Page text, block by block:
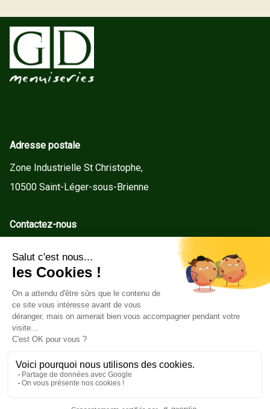
Adresse postale
Zone Industrielle St Christophe,
10500 Saint-Léger-sous-Brienne
Contactez-nous
Tel : +33(0)3 25 92 78 60
Service client
Conditions Générales de Vente
Mentions légales
Politique de cookies